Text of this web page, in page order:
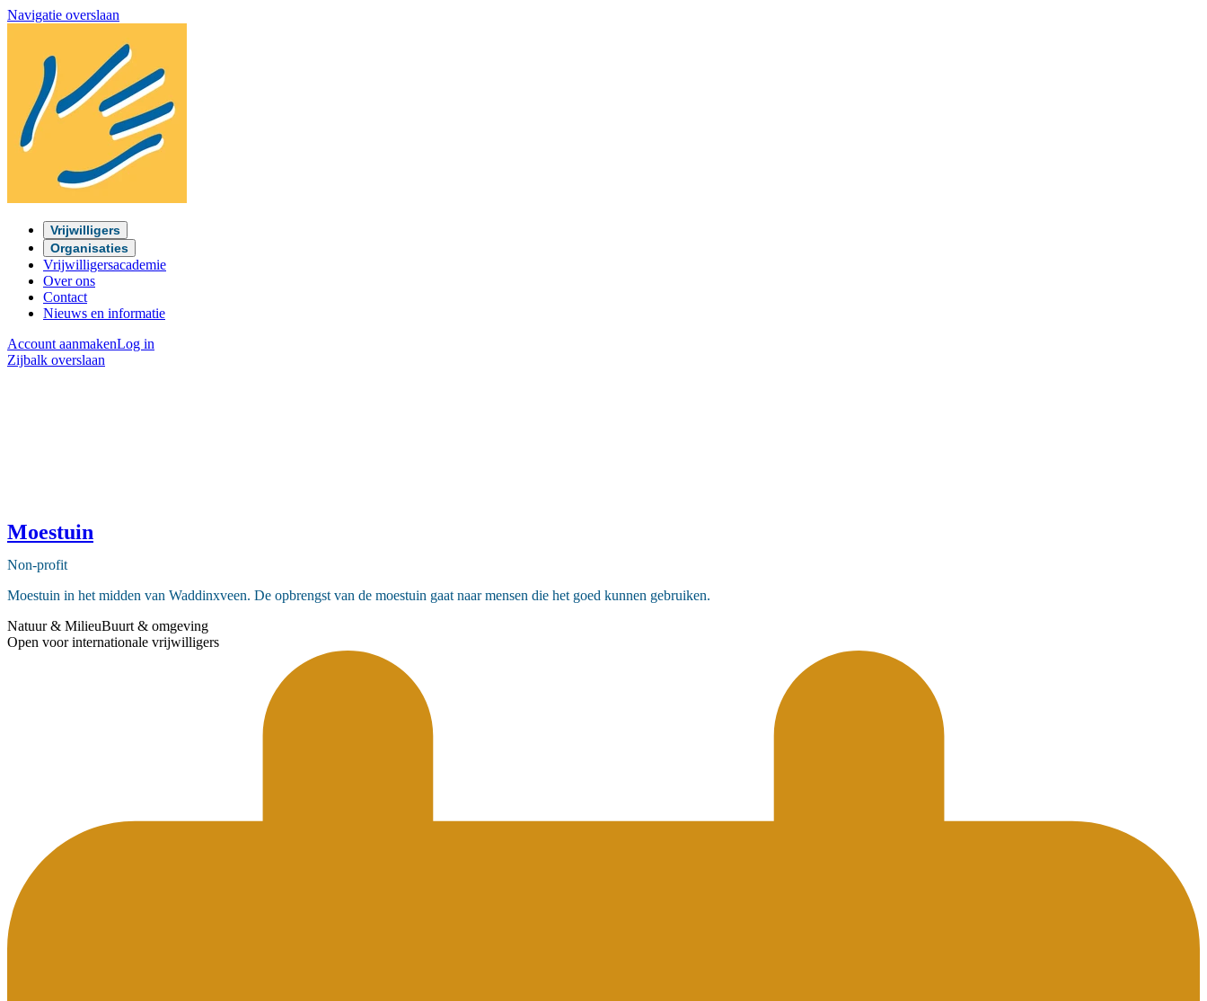
Navigatie overslaan
Vrijwilligers
Organisaties
Vrijwilligersacademie
Over ons
Contact
Nieuws en informatie
Account aanmakenLog in
Zijbalk overslaan
Moestuin
Non-profit
Moestuin in het midden van Waddinxveen. De opbrengst van de moestuin gaat naar mensen die het goed kunnen gebruiken.
Natuur & MilieuBuurt & omgeving
Open voor internationale vrijwilligers